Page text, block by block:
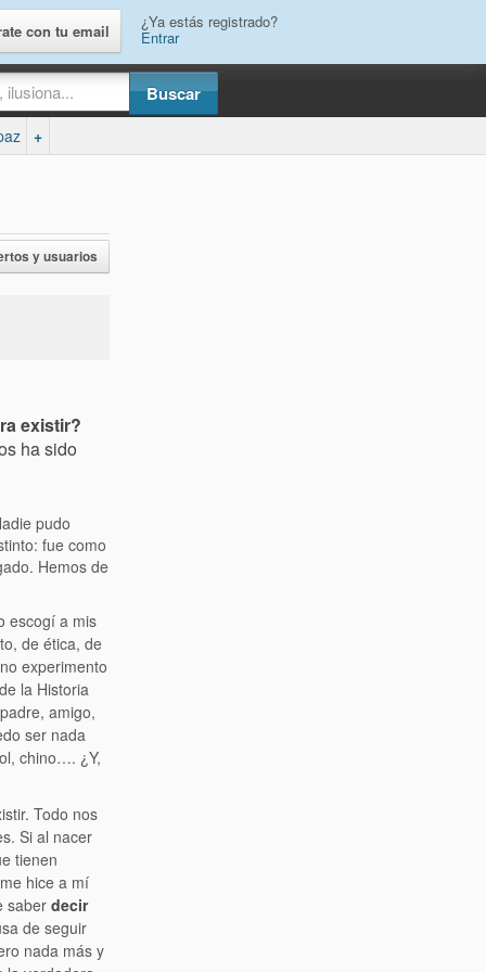
con tu email ¿Ya estás registrado?
Entrar
+
y usuarios
existir?
ha sido
pudo
fue como
Hemos de
escogí a mis
de ética, de
experimento
la Historia
amigo,
ser nada
chino…. ¿Y,
Todo nos
Si al nacer
tienen
hice a mí
saber decir
de seguir
nada más y